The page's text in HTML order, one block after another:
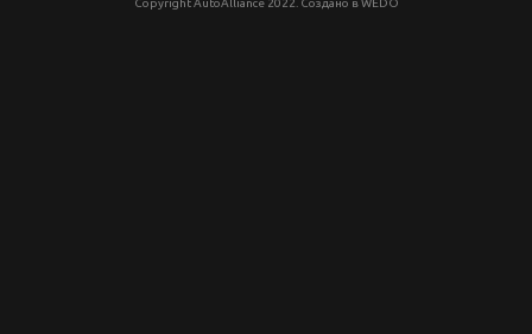
Copyright AutoAlliance 2022. Создано вWEDO